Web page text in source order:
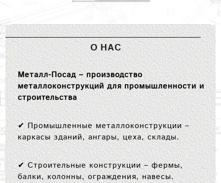
О НАС
Металл-Посад – производство
металлоконструкций для промышленности и
строительства
✔Промышленные металлоконструкции–
каркасы зданий, ангары, цеха, склады.
✔Строительные конструкции– фермы,
балки, колонны, ограждения, навесы.